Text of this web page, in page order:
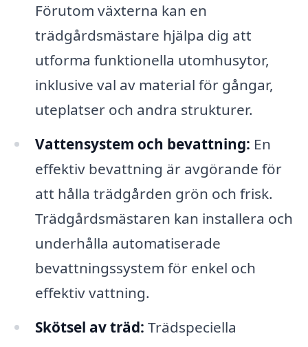
Förutom växterna kan en
trädgårdsmästare hjälpa dig att
utforma funktionella utomhusytor,
inklusive val av material för gångar,
uteplatser och andra strukturer.
Vattensystem och bevattning: En
effektiv bevattning är avgörande för
att hålla trädgården grön och frisk.
Trädgårdsmästaren kan installera och
underhålla automatiserade
bevattningssystem för enkel och
effektiv vattning.
Skötsel av träd: Trädspeciella